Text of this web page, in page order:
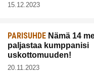
15.12.2023
PARISUHDE Nämä 14
paljastaa kumppanisi
uskottomuuden!
20.11.2023